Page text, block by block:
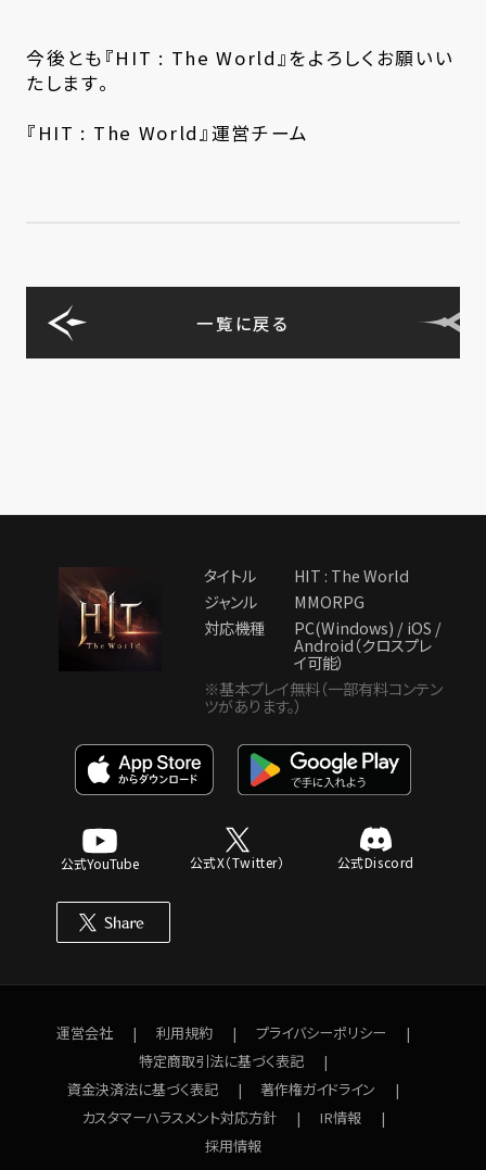
今後とも『HIT : The World』をよろしくお願いい
たします。
『HIT : The World』運営チーム
一覧に戻る
タイトル
HIT : The World
ジャンル
MMORPG
対応機種
PC(Windows) / iOS /
Android（クロスプレ
イ可能）
※基本プレイ無料（一部有料コンテン
ツがあります。）
公式YouTube 公式X（Twitter） 公式Discord
運営会社 利用規約
プライバシーポリシー
特定商取引法に基づく表記
資金決済法に基づく表記
著作権ガイドライン
カスタマーハラスメント対応方針
IR情報
採用情報